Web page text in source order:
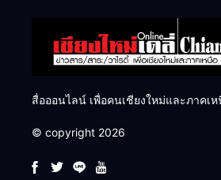
สื่อออนไลน์ เพื่อคนเชียงใหม่และภาคเ
© copyright 2026